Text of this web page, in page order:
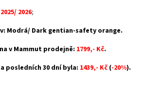
2026;
Modrá/ Dark gentian-safety orange.
v Mammut prodejně: 1799,- Kč.
posledních 30 dní byla: 1439,- Kč (-20%).